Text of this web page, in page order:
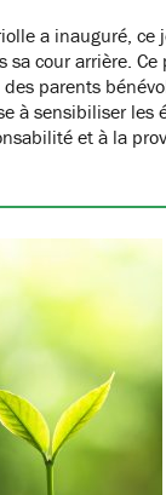
a inauguré,
sa cour arrière. Ce
des parents
à sensibiliser les
et à la